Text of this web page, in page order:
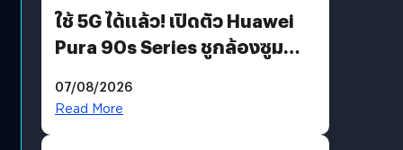
ใช้ 5G ได้แล้ว! เปิดตัว Huawei
Pura 90s Series ชูกล้องซูม
07/08/2026
Read More